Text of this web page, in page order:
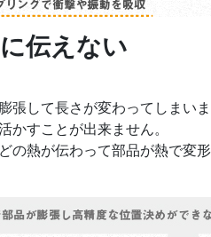
伝えない
張して長さが変わってしまいま
かすことが出来ません。
の熱が伝わって部品が熱で変